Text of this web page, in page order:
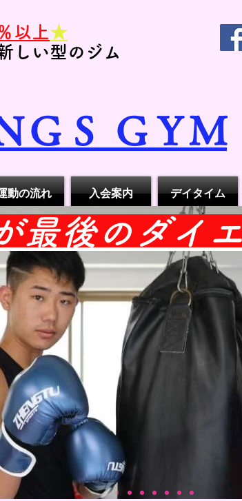
以上★
しい型のジム
ＧＳ ＧＹＭ
動の流れ 入会案内 デイタイム
最後のダイ